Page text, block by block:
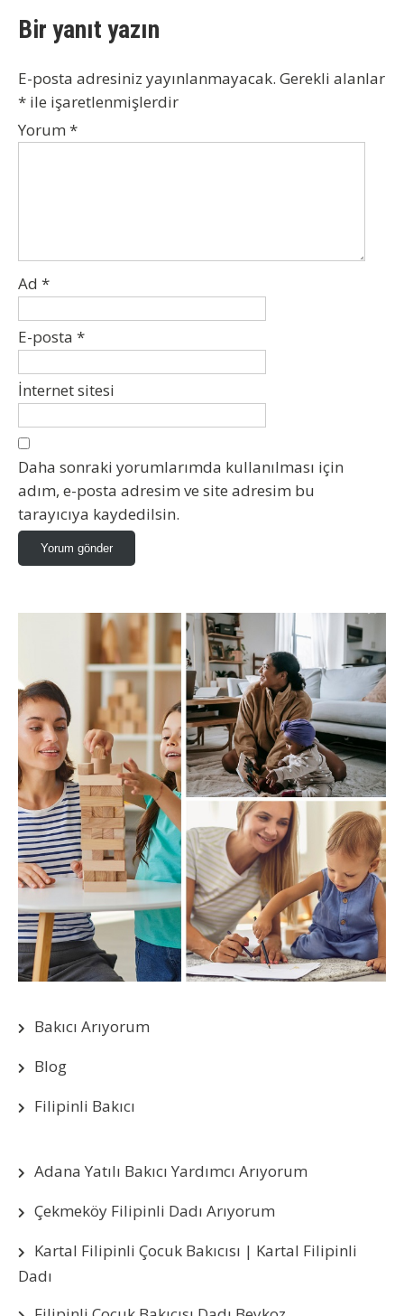
Bir yanıt yazın
E-posta adresiniz yayınlanmayacak. Gerekli alanlar
* ile işaretlenmişlerdir
Yorum *
Ad *
E-posta *
İnternet sitesi
Daha sonraki yorumlarımda kullanılması için
adım, e-posta adresim ve site adresim bu
tarayıcıya kaydedilsin.
Bakıcı Arıyorum
Blog
Filipinli Bakıcı
Adana Yatılı Bakıcı Yardımcı Arıyorum
Çekmeköy Filipinli Dadı Arıyorum
Kartal Filipinli Çocuk Bakıcısı | Kartal Filipinli
Dadı